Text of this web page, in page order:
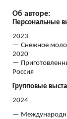
Об авторе:
Персональные
2023
— Снежное
2020
—
Россия
Групповые
2024
—